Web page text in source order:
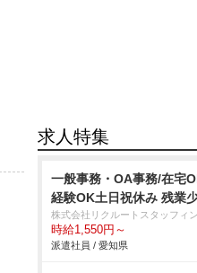
求人特集
一般事務・OA事務/在宅
経験OK土日祝休み 残業
株式会社リクルートスタッフィ
時給1,550円～
派遣社員 / 愛知県